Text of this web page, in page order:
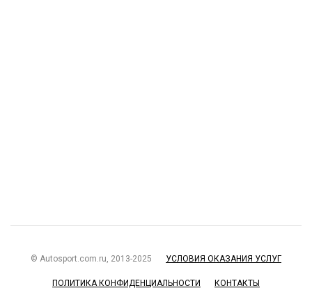
© Autosport.com.ru, 2013-2025 УСЛОВИЯ ОКАЗАНИЯ УСЛУГ
ПОЛИТИКА КОНФИДЕНЦИАЛЬНОСТИ КОНТАКТЫ